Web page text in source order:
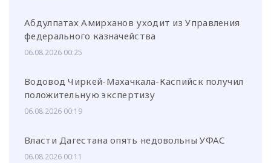
Абдулпатах Амирханов уходит из Управления
федерального казначейства
06.08.2026 00:25
Водовод Чиркей-Махачкала-Каспийск получил
положительную экспертизу
06.08.2026 00:19
Власти Дагестана опять недовольны УФАС
06.08.2026 00:11